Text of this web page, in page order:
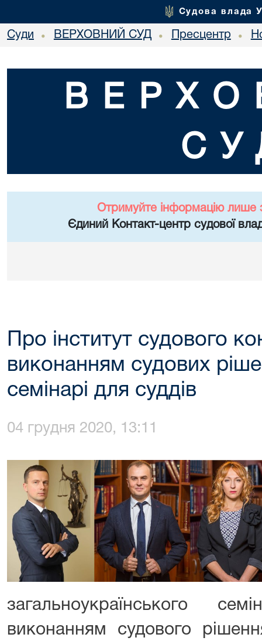
Судова влада
Суди • ВЕРХОВНИЙ СУД • Пресцентр •
Отримуйте інформацію лише
Єдиний Контакт-центр судової
Про інститут судового
виконанням судових
семінарі для суддів
04 грудня 2020, 13:11
загальноукраїнського
виконанням судового